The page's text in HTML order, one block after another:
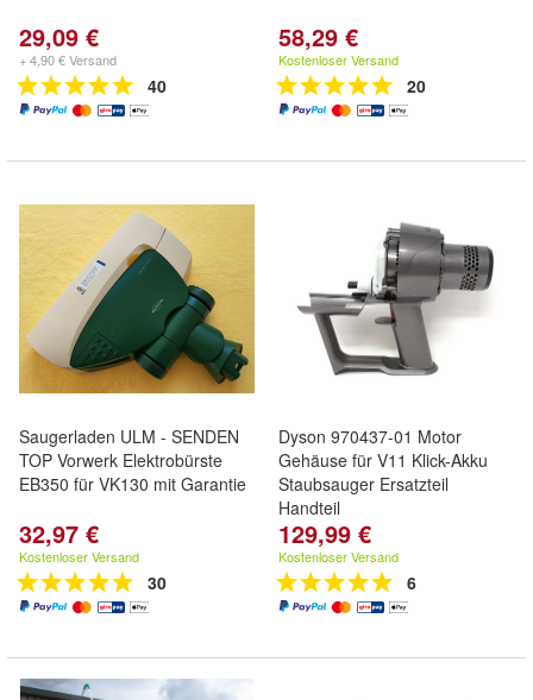
29,09 €
+ 4,90 € Versand
40
58,29 €
Kostenloser Versand
20
Saugerladen ULM - SENDEN
TOP Vorwerk Elektrobürste
EB350 für VK130 mit Garantie
32,97 €
Kostenloser Versand
30
Dyson 970437-01 Motor
Gehäuse für V11 Klick-Akku
Staubsauger Ersatzteil
Handteil
129,99 €
Kostenloser Versand
6